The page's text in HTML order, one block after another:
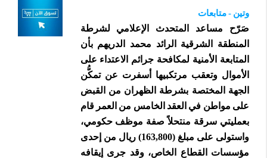
وتين - متابعات
صَرّح مساعد المتحدث الإعلامي لشرطة
المنطقة الشرقية الرائد محمد الدريهم بأن
المتابعة الأمنية لمكافحة جرائم الاعتداء على
الأموال وتعقب مرتكبيها أسفرت عن تمكُّن
الجهة المختصة بشرطة الظهران من القبض
على مواطن في العقد الخامس من العمر قام
بعمليتي سرقة منتحلاً صفة موظف حكومي،
واستولى على مبلغ (163,800) ريال من إحدى
مؤسسات القطاع الخاص، وقد جرى إيقافه